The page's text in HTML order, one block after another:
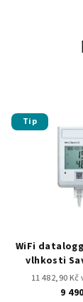
Tip
WiFi
vlhkosti
11 482,90
9